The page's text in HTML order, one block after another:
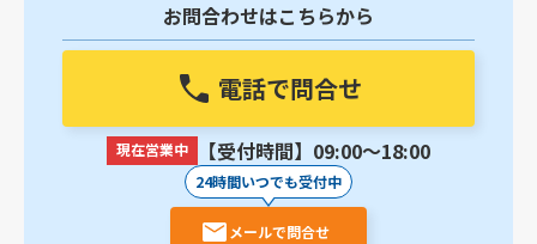
お問合わせはこちらから
電話で問合せ
現在営業中 【受付時間】09:00〜18:00
24時間いつでも受付中
メールで問合せ